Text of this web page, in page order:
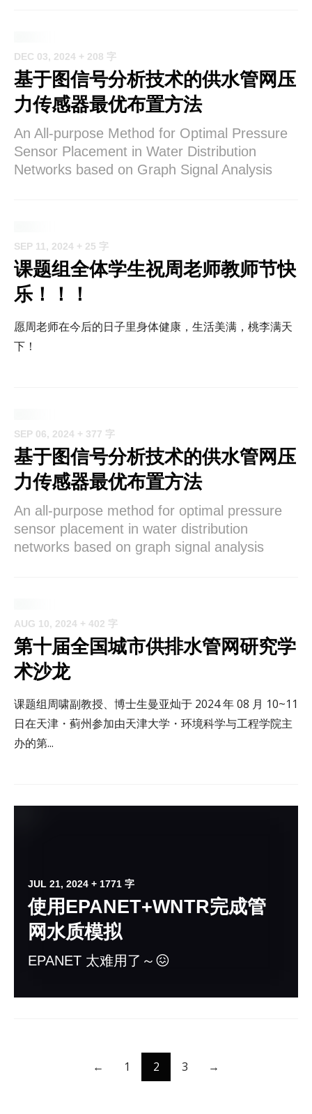
DEC 03, 2024 + 208 字
基于图信号分析技术的供水管网压
力传感器最优布置方法
An All-purpose Method for Optimal Pressure
Sensor Placement in Water Distribution
Networks based on Graph Signal Analysis
SEP 11, 2024 + 25 字
课题组全体学生祝周老师教师节快
乐！！！
愿周老师在今后的日子里身体健康，生活美满，桃李满天
下！
SEP 06, 2024 + 377 字
基于图信号分析技术的供水管网压
力传感器最优布置方法
An all-purpose method for optimal pressure
sensor placement in water distribution
networks based on graph signal analysis
AUG 10, 2024 + 402 字
第十届全国城市供排水管网研究学
术沙龙
课题组周啸副教授、博士生曼亚灿于 2024 年 08 月 10~11
日在天津・蓟州参加由天津大学・环境科学与工程学院主
办的第...
JUL 21, 2024 + 1771 字
使用EPANET+WNTR完成管
网水质模拟
EPANET 太难用了～😖
← 1 2 3 →